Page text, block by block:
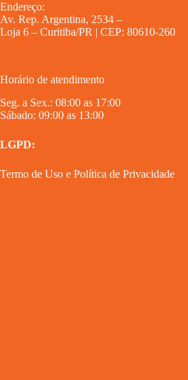
Endereço:
Av. Rep. Argentina, 2534 –
Loja 6 – Curitiba/PR | CEP: 80610-260
Horário de atendimento
Seg. a Sex.: 08:00 as 17:00
Sábado: 09:00 as 13:00
LGPD:
Termo de Uso e Política de Privacidade